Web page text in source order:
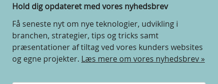
Hold dig opdateret med vores nyhedsbrev
Få seneste nyt om nye teknologier, udvikling i
branchen, strategier, tips og tricks samt
præsentationer af tiltag ved vores kunders websites
og egne projekter. Læs mere om vores nyhedsbrev »